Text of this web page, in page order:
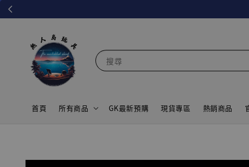
搜尋
首頁 所有商品 GK最新預購 現貨專區 熱銷商品